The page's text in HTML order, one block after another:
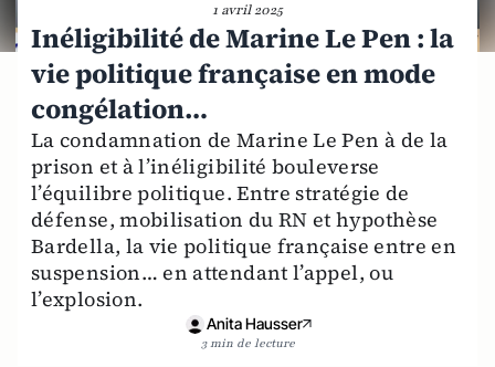
1 avril 2025
Inéligibilité de Marine Le Pen : la
vie politique française en mode
congélation…
La condamnation de Marine Le Pen à de la
prison et à l’inéligibilité bouleverse
l’équilibre politique. Entre stratégie de
défense, mobilisation du RN et hypothèse
Bardella, la vie politique française entre en
suspension… en attendant l’appel, ou
l’explosion.
Anita Hausser
3 min de lecture